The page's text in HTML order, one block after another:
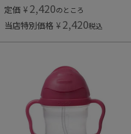
定価 ¥ 2,420のところ
当店特別価格 ¥ 2,420税込